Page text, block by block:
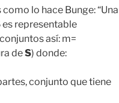
lo hace Bunge: “Una
es representable
así: m=
deS) donde:
conjunto que tiene